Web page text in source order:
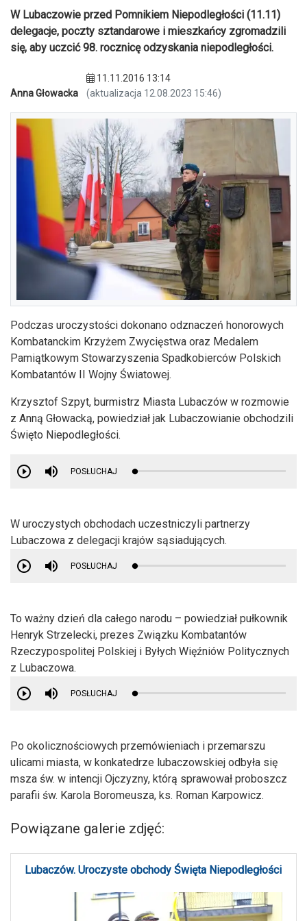
W Lubaczowie przed Pomnikiem Niepodległości (11.11)
delegacje, poczty sztandarowe i mieszkańcy zgromadzili
się, aby uczcić 98. rocznicę odzyskania niepodległości.
Anna Głowacka
11.11.2016 13:14
(aktualizacja 12.08.2023 15:46)
Podczas uroczystości dokonano odznaczeń honorowych
Kombatanckim Krzyżem Zwycięstwa oraz Medalem
Pamiątkowym Stowarzyszenia Spadkobierców Polskich
Kombatantów II Wojny Światowej.
Krzysztof Szpyt, burmistrz Miasta Lubaczów w rozmowie
z Anną Głowacką, powiedział jak Lubaczowianie obchodzili
Święto Niepodległości.
POSŁUCHAJ
W uroczystych obchodach uczestniczyli partnerzy
Lubaczowa z delegacji krajów sąsiadujących.
POSŁUCHAJ
To ważny dzień dla całego narodu – powiedział pułkownik
Henryk Strzelecki, prezes Związku Kombatantów
Rzeczypospolitej Polskiej i Byłych Więźniów Politycznych
z Lubaczowa.
POSŁUCHAJ
Po okolicznościowych przemówieniach i przemarszu
ulicami miasta, w konkatedrze lubaczowskiej odbyła się
msza św. w intencji Ojczyzny, którą sprawował proboszcz
parafii św. Karola Boromeusza, ks. Roman Karpowicz.
Powiązane galerie zdjęć:
Lubaczów. Uroczyste obchody Święta Niepodległości